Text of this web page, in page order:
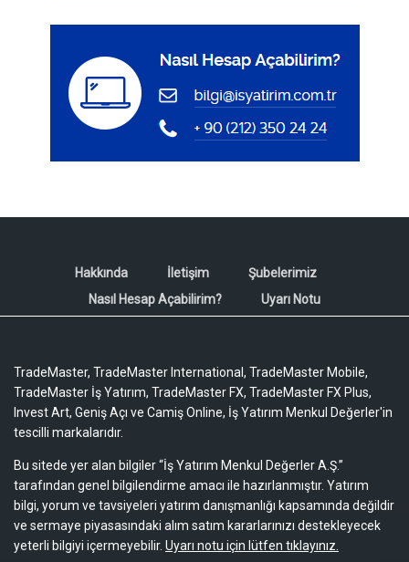
Hakkında İletişim
Şubelerimiz
Nasıl Hesap Açabilirim?
Uyarı Notu
TradeMaster, TradeMaster International, TradeMaster Mobile,
TradeMaster İş Yatırım, TradeMaster FX, TradeMaster FX Plus,
Invest Art, Geniş Açı ve Camiş Online, İş Yatırım Menkul Değerler'in
tescilli markalarıdır.
Bu sitede yer alan bilgiler “İş Yatırım Menkul Değerler A.Ş.”
tarafından genel bilgilendirme amacı ile hazırlanmıştır. Yatırım
bilgi, yorum ve tavsiyeleri yatırım danışmanlığı kapsamında değildir
ve sermaye piyasasındaki alım satım kararlarınızı destekleyecek
yeterli bilgiyi içermeyebilir. Uyarı notu için lütfen tıklayınız.